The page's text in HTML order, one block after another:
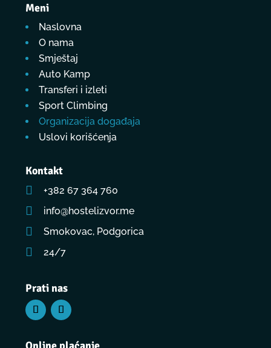
Meni
Naslovna
O nama
Smještaj
Auto Kamp
Transferi i izleti
Sport Climbing
Organizacija događaja
Uslovi korišćenja
Kontakt

+382 67 364 760
 info@hostelizvor.me
 Smokovac, Podgorica
 24/7
Prati nas